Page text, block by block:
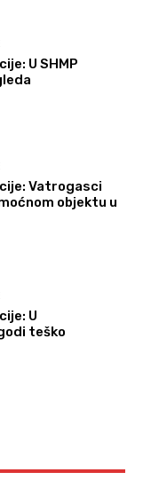
U SHMP
Vatrogasci
objektu u
U
teško